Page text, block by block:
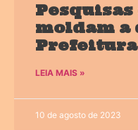
Pesquisas
moldam a
Prefeitura
LEIA MAIS »
10 de agosto de 2023